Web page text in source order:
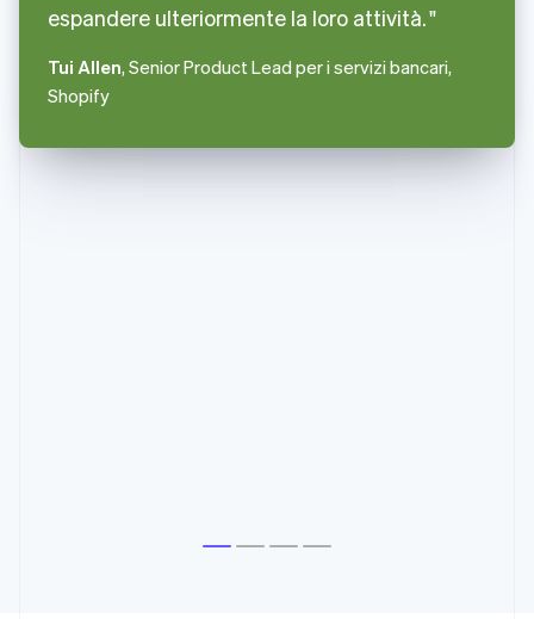
espandere ulteriormente la loro attività.
Tui Allen, Senior Product Lead per i servizi bancari,
Shopify